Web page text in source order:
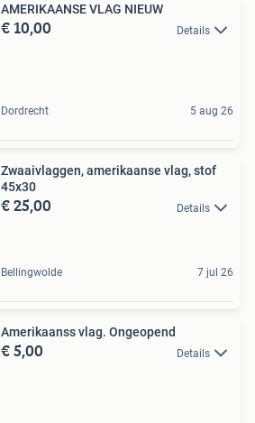
AMERIKAANSE VLAG NIEUW
€ 10,00 Details
Dordrecht 5 aug 26
Zwaaivlaggen, amerikaanse vlag, stof
45x30
€ 25,00 Details
Bellingwolde 7 jul 26
Amerikaanss vlag. Ongeopend
€ 5,00 Details